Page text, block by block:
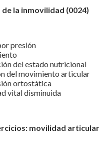
de la inmovilidad (0024)
presión
del estado nutricional
del movimiento articular
ortostática
vital disminuida
movilidad articular